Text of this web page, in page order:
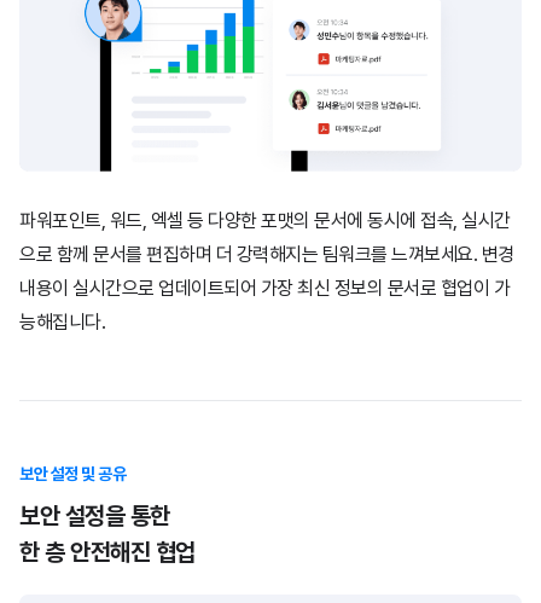
파워포인트, 워드, 엑셀 등 다양한 포맷의 문서에 동시에 접속, 실시간
으로 함께 문서를 편집하며 더 강력해지는 팀워크를 느껴보세요. 변경
내용이 실시간으로 업데이트되어 가장 최신 정보의 문서로 협업이 가
능해집니다.
보안 설정 및 공유
보안 설정을 통한
한 층 안전해진 협업